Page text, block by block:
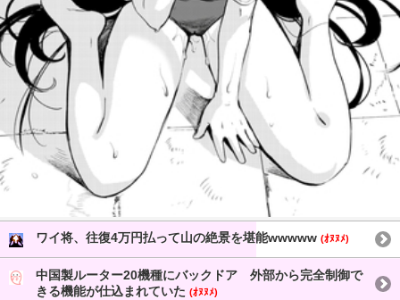
ワイ将、往復4万円払って山の絶景を堪能wwwww (ｵﾇﾇﾒ)
中国製ルーター20機種にバックドア 外部から完全制御で
きる機能が仕込まれていた (ｵﾇﾇﾒ)